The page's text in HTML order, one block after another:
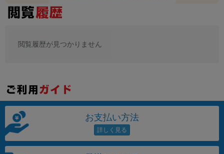
閲覧履歴が見つかりません
お支払い方法